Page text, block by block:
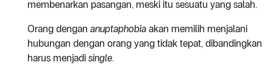
membenarkan pasangan, meski itu sesuatu yang salah.
Orang dengan anuptaphobia akan memilih menjalani
hubungan dengan orang yang tidak tepat, dibandingkan
harus menjadi single.